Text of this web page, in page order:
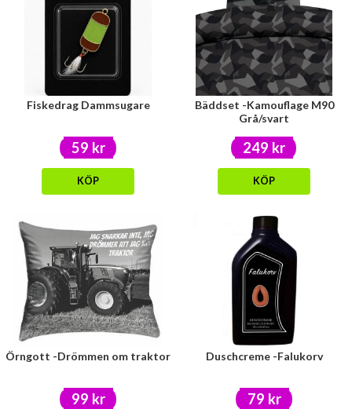
Fiskedrag Dammsugare
59 kr
KÖP
Bäddset -Kamouflage M90
Grå/svart
249 kr
KÖP
Örngott -Drömmen om traktor
99 kr
Duschcreme -Falukorv
79 kr